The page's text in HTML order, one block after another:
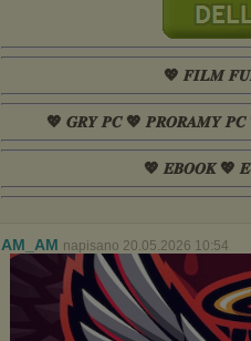
💖 𝑭𝑰𝑳𝑴
💖 𝑮𝑹𝒀 𝑷𝑪 💖 𝑷𝑹𝑶𝑹𝑨𝑴𝒀
💖 𝑬𝑩𝑶𝑶𝑲 💖
AM_AM napisano 20.05.2026 10:54